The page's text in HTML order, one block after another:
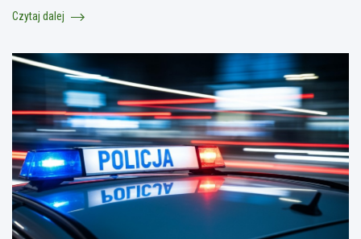
Czytaj dalej